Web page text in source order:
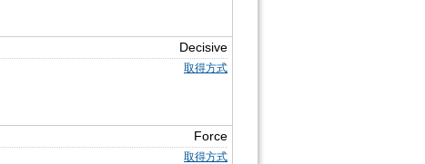
Decisive
取得方式
Force
取得方式